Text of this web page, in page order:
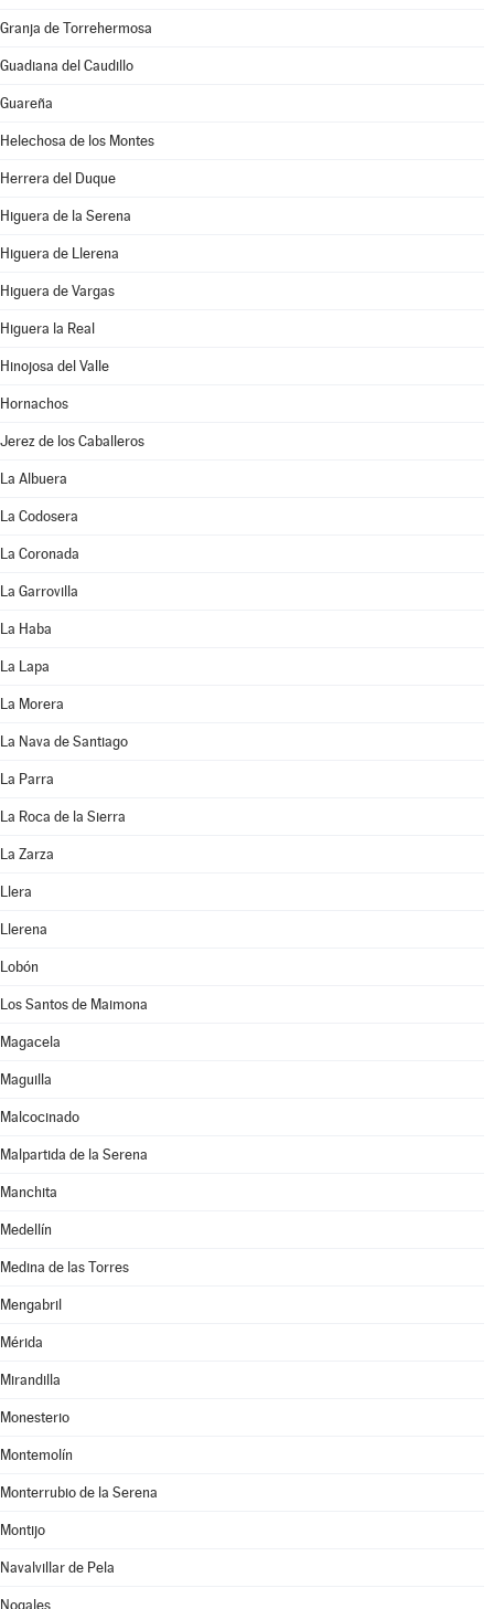
Granja de Torrehermosa
Guadiana del Caudillo
Guareña
Helechosa de los Montes
Herrera del Duque
Higuera de la Serena
Higuera de Llerena
Higuera de Vargas
Higuera la Real
Hinojosa del Valle
Hornachos
Jerez de los Caballeros
La Albuera
La Codosera
La Coronada
La Garrovilla
La Haba
La Lapa
La Morera
La Nava de Santiago
La Parra
La Roca de la Sierra
La Zarza
Llera
Llerena
Lobón
Los Santos de Maimona
Magacela
Maguilla
Malcocinado
Malpartida de la Serena
Manchita
Medellín
Medina de las Torres
Mengabril
Mérida
Mirandilla
Monesterio
Montemolín
Monterrubio de la Serena
Montijo
Navalvillar de Pela
Nogales